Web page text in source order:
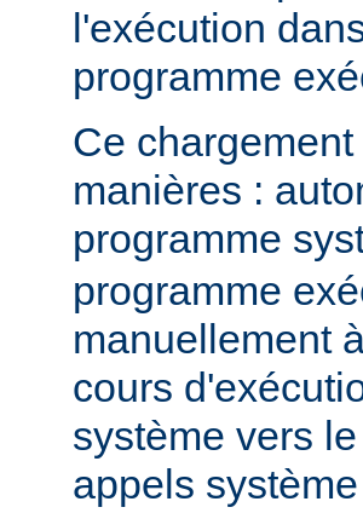
l'exécution
programme
Ce
manières :
programme
programme
manuellement
cours
système vers
appels système